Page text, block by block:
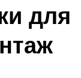
для